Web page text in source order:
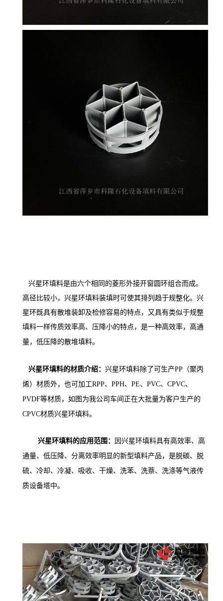
兴星环填料是由六个相同的菱形外接开窗圆环组合而成。
高径比较小，兴星环填料装填时可使其排列趋于规整化。兴
星环既具有散堆装卸及检修容易的特点，又具有类似于规整
填料一样传质效率高、压降小的特点，是一种高效率， 高通
量，低压降的散堆填料。
兴星环填料的材质介绍： 兴星环填料除 了可生产PP （聚丙
烯）材质外，也可加工RPP、 PPH、 PE、 PVC、 CPVC、
PVDF等材质，如图为我公司车间正在大批量为客户生产的
CPVC材质兴星环填料。
兴星环填料的应用范围： 因 兴星环填料具有高效率、高
通量、低压降、分离效率明显的新型填料产品，是脱碳、脱
硫、冷却、冷凝、吸收、干燥、洗苯、洗萘、洗涤等气液传
质设备塔中。